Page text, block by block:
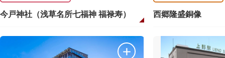
今戸神社（浅草名所七福神 福禄寿） 西郷隆盛銅像